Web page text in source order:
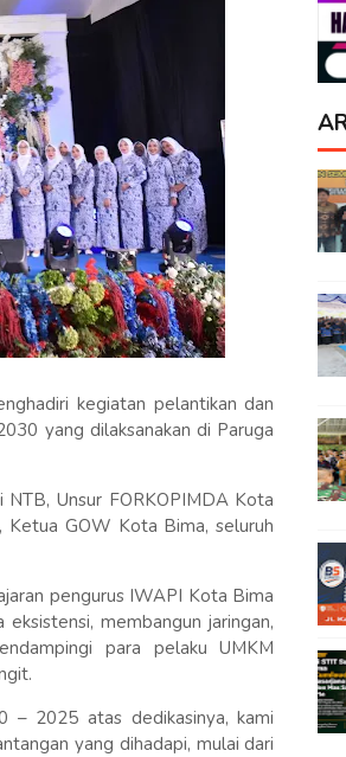
kegiatan pelantikan dan
yang dilaksanakan di Paruga
Unsur FORKOPIMDA Kota
GOW Kota Bima, seluruh
pengurus IWAPI Kota Bima
membangun jaringan,
para pelaku UMKM
– 2025 atas dedikasinya, kami
yang dihadapi, mulai dari